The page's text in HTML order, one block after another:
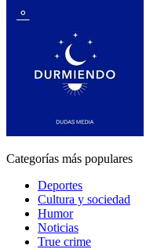
Categorías más populares
Deportes
Cultura y sociedad
Humor
Noticias
True crime